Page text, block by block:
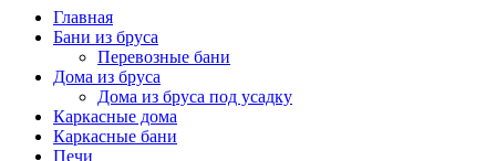
Главная
Бани из бруса
Перевозные бани
Дома из бруса
Дома из бруса под усадку
Каркасные дома
Каркасные бани
Печи